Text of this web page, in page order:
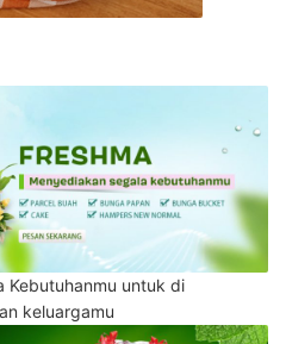
Kebutuhanmu untuk di
keluargamu